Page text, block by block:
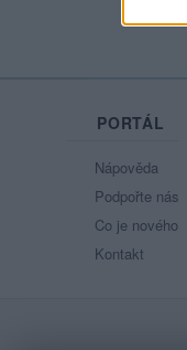
PORTÁL
Nápověda
Podpořte nás
Co je nového
Kontakt